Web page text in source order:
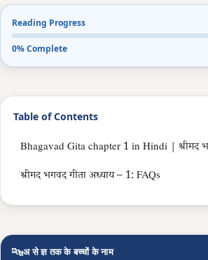
Reading Progress
0% Complete
Table of Contents
Bhagavad Gita chapter 1 in Hindi | श्रीमद
श्रीमद भगवद गीता अध्याय – 1: FAQs
🔤अ से ज्ञ तक के बच्चों के नाम